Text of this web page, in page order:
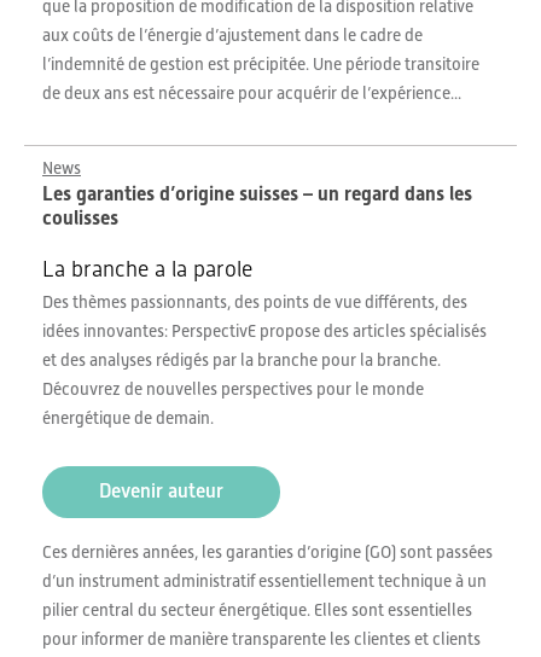
que la proposition de modification de la disposition relative
aux coûts de l’énergie d’ajustement dans le cadre de
l’indemnité de gestion est précipitée. Une période transitoire
de deux ans est nécessaire pour acquérir de l’expérience...
News
Les garanties d’origine suisses – un regard dans les
coulisses
La branche a la parole
Des thèmes passionnants, des points de vue différents, des
idées innovantes: PerspectivE propose des articles spécialisés
et des analyses rédigés par la branche pour la branche.
Découvrez de nouvelles perspectives pour le monde
énergétique de demain.
Devenir auteur
Ces dernières années, les garanties d’origine (GO) sont passées
d’un instrument administratif essentiellement technique à un
pilier central du secteur énergétique. Elles sont essentielles
pour informer de manière transparente les clientes et clients